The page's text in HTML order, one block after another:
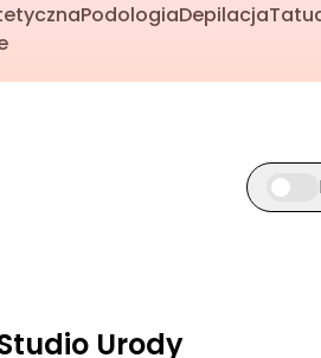
PodologiaDepilacja
Urody